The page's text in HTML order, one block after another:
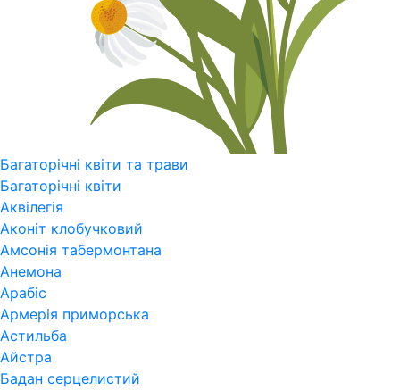
Багаторічні квіти та трави
Багаторічні квіти
Аквілегія
Аконіт клобучковий
Амсонія табермонтана
Анемона
Арабіс
Армерія приморська
Астильба
Айстра
Бадан серцелистий